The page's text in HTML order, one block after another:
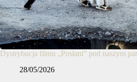
Dystrybucja filmu „Posłani” pod naszym
28/05/2026